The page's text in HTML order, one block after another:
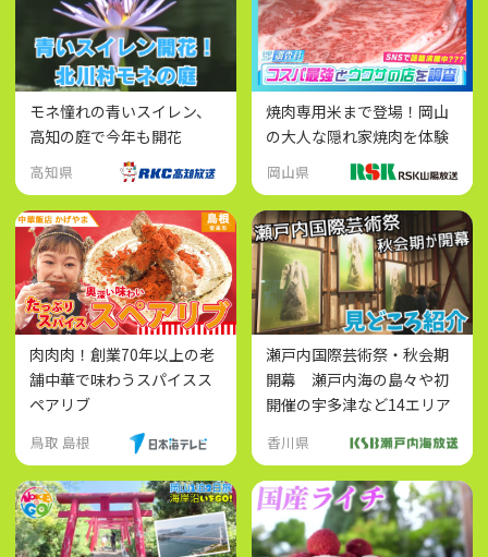
モネ憧れの青いスイレン、
高知の庭で今年も開花
高知県
焼肉専用米まで登場！岡山
の大人な隠れ家焼肉を体験
岡山県
肉肉肉！創業70年以上の老
舗中華で味わうスパイスス
ペアリブ
鳥取 島根
瀬戸内国際芸術祭・秋会期
開幕 瀬戸内海の島々や初
開催の宇多津など14エリア
香川県